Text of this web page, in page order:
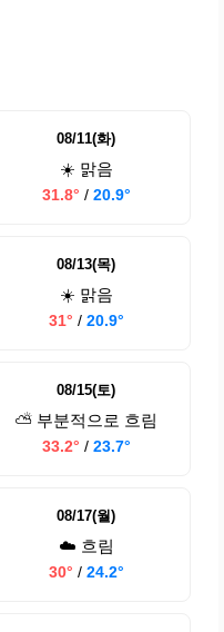
08/11(화)
☀️ 맑음
31.8° / 20.9°
08/13(목)
☀️ 맑음
31° / 20.9°
08/15(토)
⛅ 부분적으로 흐림
33.2° / 23.7°
08/17(월)
☁️ 흐림
30° / 24.2°